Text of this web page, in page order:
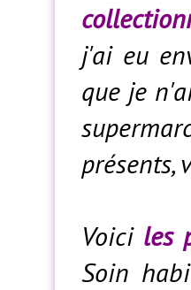
j'ai eu
que je
présents,
Voici les
Soin